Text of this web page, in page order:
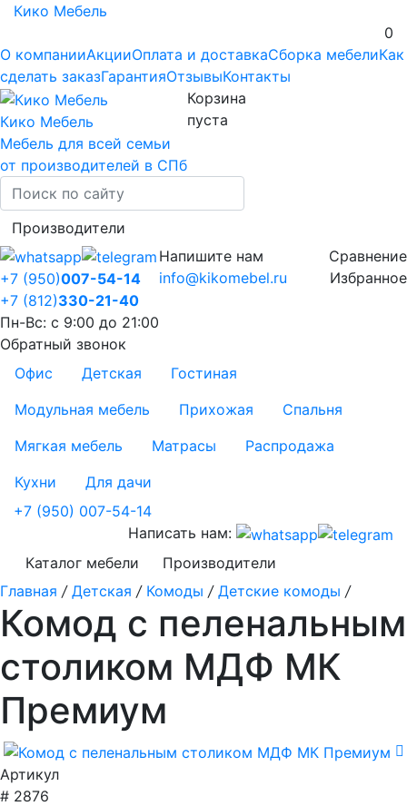
Кико Мебель
0
О компанииАкцииОплата и доставкаСборка мебелиКак
сделать заказГарантияОтзывыКонтакты
Кико Мебель
Мебель для всей семьи
от производителей в СПб
Производители
+7 (950)007-54-14
+7 (812)330-21-40
Пн-Вс: с 9:00 до 21:00
Обратный звонок
Напишите нам
info@kikomebel.ru
Сравнение
Избранное
Корзина
пуста
Офис Детская
Гостиная
Модульная мебель
Прихожая
Спальня
Мягкая мебель
Матрасы
Распродажа
Кухни
Для дачи
+7 (950) 007-54-14
Написать нам:
Каталог мебели
Производители
Главная / Детская / Комоды / Детские комоды /
Комод с пеленальным
столиком МДФ МК
Премиум
Артикул
# 2876